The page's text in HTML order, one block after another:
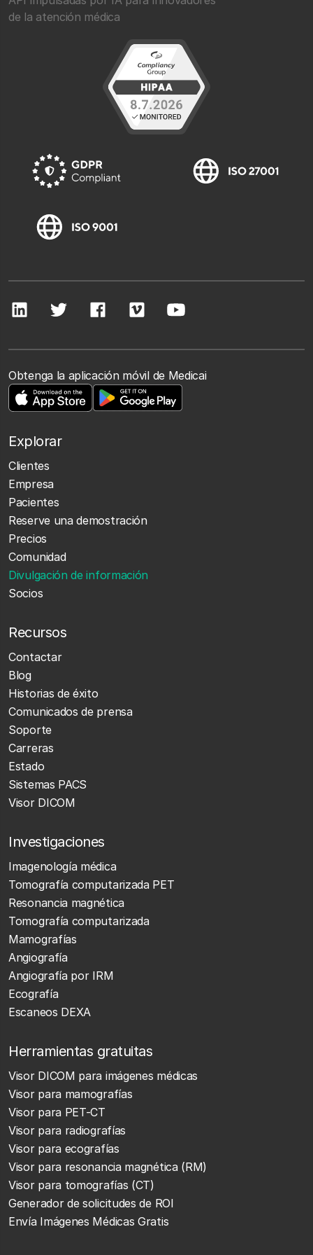
de la atención médica
Obtenga la aplicación móvil de Medicai
Explorar
Clientes
Empresa
Pacientes
Reserve una demostración
Precios
Comunidad
Divulgación de información
Socios
Recursos
Contactar
Blog
Historias de éxito
Comunicados de prensa
Soporte
Carreras
Estado
Sistemas PACS
Visor DICOM
Investigaciones
Imagenología médica
Tomografía computarizada PET
Resonancia magnética
Tomografía computarizada
Mamografías
Angiografía
Angiografía por IRM
Ecografía
Escaneos DEXA
Herramientas gratuitas
Visor DICOM para imágenes médicas
Visor para mamografías
Visor para PET-CT
Visor para radiografías
Visor para ecografías
Visor para resonancia magnética (RM)
Visor para tomografías (CT)
Generador de solicitudes de ROI
Envía Imágenes Médicas Gratis